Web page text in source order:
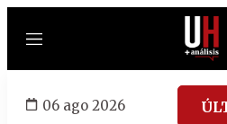
Menú
06 ago 2026